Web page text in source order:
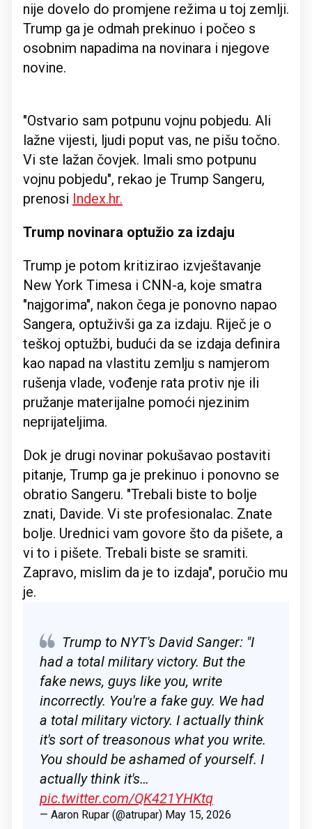
nije dovelo do promjene režima u toj zemlji.
Trump ga je odmah prekinuo i počeo s
osobnim napadima na novinara i njegove
novine.
"Ostvario sam potpunu vojnu pobjedu. Ali
lažne vijesti, ljudi poput vas, ne pišu točno.
Vi ste lažan čovjek. Imali smo potpunu
vojnu pobjedu", rekao je Trump Sangeru,
prenosi Index.hr.
Trump novinara optužio za izdaju
Trump je potom kritizirao izvještavanje
New York Timesa i CNN-a, koje smatra
"najgorima", nakon čega je ponovno napao
Sangera, optuživši ga za izdaju. Riječ je o
teškoj optužbi, budući da se izdaja definira
kao napad na vlastitu zemlju s namjerom
rušenja vlade, vođenje rata protiv nje ili
pružanje materijalne pomoći njezinim
neprijateljima.
Dok je drugi novinar pokušavao postaviti
pitanje, Trump ga je prekinuo i ponovno se
obratio Sangeru. "Trebali biste to bolje
znati, Davide. Vi ste profesionalac. Znate
bolje. Urednici vam govore što da pišete, a
vi to i pišete. Trebali biste se sramiti.
Zapravo, mislim da je to izdaja", poručio mu
je.
Trump to NYT's David Sanger: "I
had a total military victory. But the
fake news, guys like you, write
incorrectly. You're a fake guy. We had
a total military victory. I actually think
it's sort of treasonous what you write.
You should be ashamed of yourself. I
actually think it's…
pic.twitter.com/QK421YHKtq
— Aaron Rupar (@atrupar) May 15, 2026